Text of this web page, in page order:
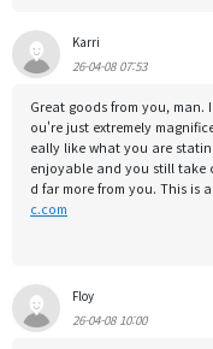
Karri
26-04-08 07:53
Great goods from you,
ou're just extremely
eally like what you are
enjoyable and you still take
d far more from you. This is
c.com
Floy
26-04-08 10:00